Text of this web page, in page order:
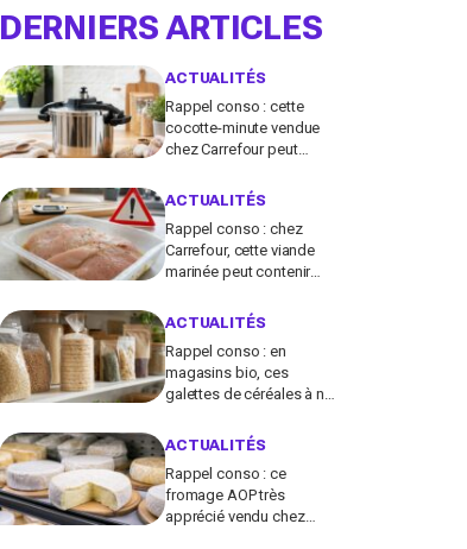
frigo
DERNIERS ARTICLES
ACTUALITÉS
Rappel conso : cette
cocotte-minute vendue
chez Carrefour peut
graves brûlures
ACTUALITÉS
Rappel conso : chez
Carrefour, cette viande
marinée peut contenir
consommez pas
ACTUALITÉS
Rappel conso : en
magasins bio, ces
galettes de céréales à ne
contiennent une toxine
ACTUALITÉS
Rappel conso : ce
fromage AOP très
apprécié vendu chez